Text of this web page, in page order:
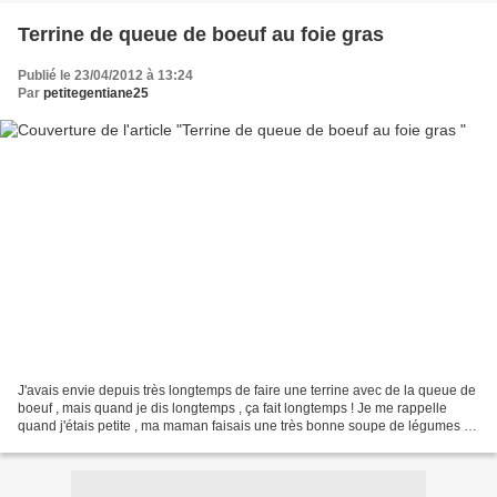
Terrine de queue de boeuf au foie gras
Publié le 23/04/2012 à 13:24
Par petitegentiane25
J'avais envie depuis très longtemps de faire une terrine avec de la queue de
boeuf , mais quand je dis longtemps , ça fait longtemps ! Je me rappelle
quand j'étais petite , ma maman faisais une très bonne soupe de légumes et